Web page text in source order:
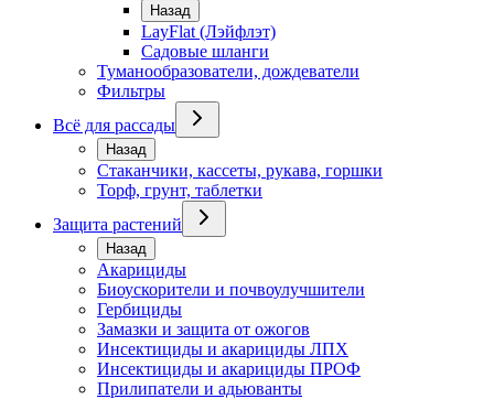
Назад
LayFlat (Лэйфлэт)
Садовые шланги
Туманообразователи, дождеватели
Фильтры
Всё для рассады
Назад
Стаканчики, кассеты, рукава, горшки
Торф, грунт, таблетки
Защита растений
Назад
Акарициды
Биоускорители и почвоулучшители
Гербициды
Замазки и защита от ожогов
Инсектициды и акарициды ЛПХ
Инсектициды и акарициды ПРОФ
Прилипатели и адьюванты